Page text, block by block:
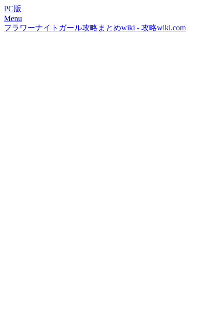
PC版
Menu
フラワーナイトガール攻略まとめwiki - 攻略wiki.com